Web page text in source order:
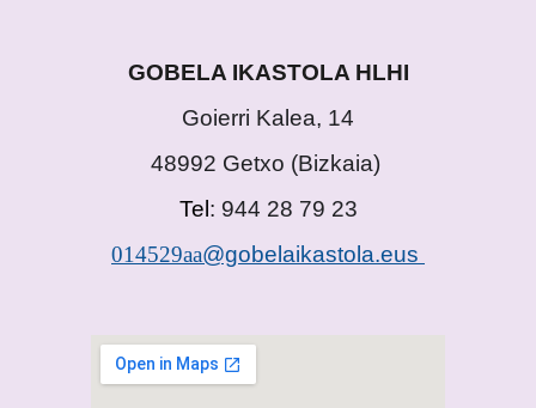
GOBELA IKASTOLA HLHI
Goierri Kalea, 14
48992 Getxo (Bizkaia)
Tel: 944 28 79 23
014529aa@gobelaikastola.eus